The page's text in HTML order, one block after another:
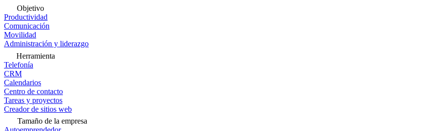
Objetivo
Productividad
Comunicación
Movilidad
Administración y liderazgo
Herramienta
Telefonía
CRM
Calendarios
Centro de contacto
Tareas y proyectos
Creador de sitios web
Tamaño de la empresa